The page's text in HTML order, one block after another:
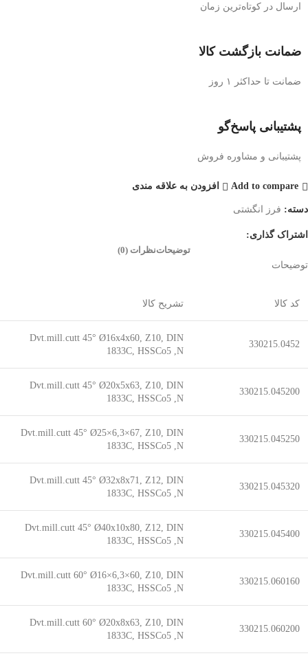
ارسال در کوتاه‌ترین زمان
ضمانت بازگشت کالا
ضمانت تا حداکثر ۱ روز
پشتیبانی پاسخ‌گو
پشتیبانی و مشاوره فروش
Add to compare افزودن به علاقه مندی
دسته: فرز انگشتی
اشتراک گذاری:
توضیحاتنظرات (0)
توضیحات
کد کالا تشریح کالا
330215.0452
Dvt.mill.cutt 45° Ø16x4x60, Z10, DIN
1833C, HSSCo5 ,N
330215.045200
Dvt.mill.cutt 45° Ø20x5x63, Z10, DIN
1833C, HSSCo5 ,N
330215.045250
Dvt.mill.cutt 45° Ø25×6,3×67, Z10, DIN
1833C, HSSCo5 ,N
330215.045320
Dvt.mill.cutt 45° Ø32x8x71, Z12, DIN
1833C, HSSCo5 ,N
330215.045400
Dvt.mill.cutt 45° Ø40x10x80, Z12, DIN
1833C, HSSCo5 ,N
330215.060160
Dvt.mill.cutt 60° Ø16×6,3×60, Z10, DIN
1833C, HSSCo5 ,N
330215.060200
Dvt.mill.cutt 60° Ø20x8x63, Z10, DIN
1833C, HSSCo5 ,N